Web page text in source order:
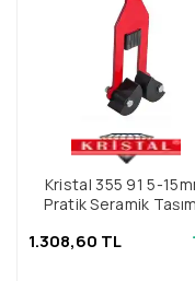
Kristal 355 91 5-
Pratik Seramik
1.308,60 TL